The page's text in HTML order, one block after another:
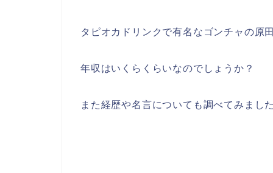
タピオカドリンクで有名なゴンチャの原
年収はいくらくらいなのでしょうか？
また経歴や名言についても調べてみました